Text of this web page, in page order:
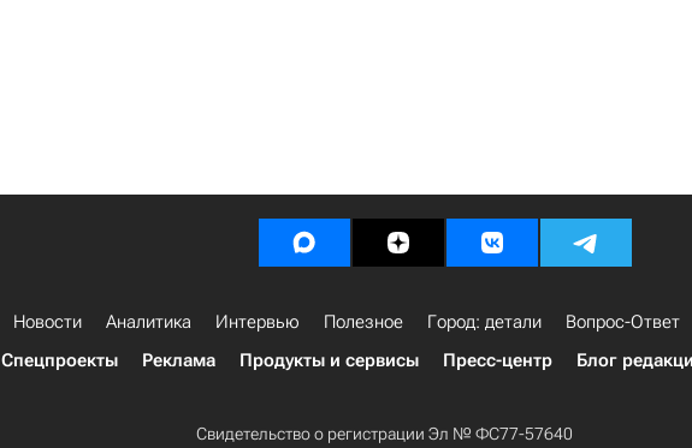
Новости Аналитика Интервью Полезное Город: детали Вопрос-Ответ
Спецпроекты
Реклама Продукты и сервисы Пресс-центр Блог
Свидетельство о регистрации Эл № ФС77-57640